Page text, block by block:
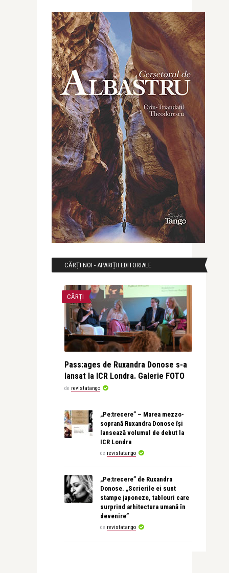
CĂRȚI NOI - APARIȚII EDITORIALE
CĂRȚI
Pass:ages de Ruxandra Donose s-a
lansat la ICR Londra. Galerie FOTO
de revistatango
„Pe:trecere” – Marea mezzo-
soprană Ruxandra Donose își
lansează volumul de debut la
ICR Londra
de revistatango
„Pe:trecere” de Ruxandra
Donose. „Scrierile ei sunt
stampe japoneze, tablouri care
surprind arhitectura umană în
devenire”
de revistatango